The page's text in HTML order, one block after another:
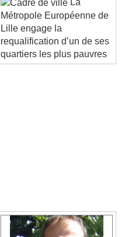
La
Métropole Européenne de
Lille engage la
requalification d’un de ses
quartiers les plus pauvres